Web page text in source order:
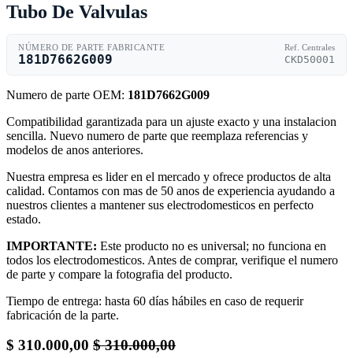
Tubo De Valvulas
NÚMERO DE PARTE FABRICANTE
181D7662G009
Ref. Centrales
CKD50001
Numero de parte OEM: 181D7662G009
Compatibilidad garantizada para un ajuste exacto y una instalacion
sencilla. Nuevo numero de parte que reemplaza referencias y
modelos de anos anteriores.
Nuestra empresa es lider en el mercado y ofrece productos de alta
calidad. Contamos con mas de 50 anos de experiencia ayudando a
nuestros clientes a mantener sus electrodomesticos en perfecto
estado.
IMPORTANTE: Este producto no es universal; no funciona en
todos los electrodomesticos. Antes de comprar, verifique el numero
de parte y compare la fotografia del producto.
Tiempo de entrega: hasta 60 días hábiles en caso de requerir
fabricación de la parte.
$ 310.000,00 $310.000,00